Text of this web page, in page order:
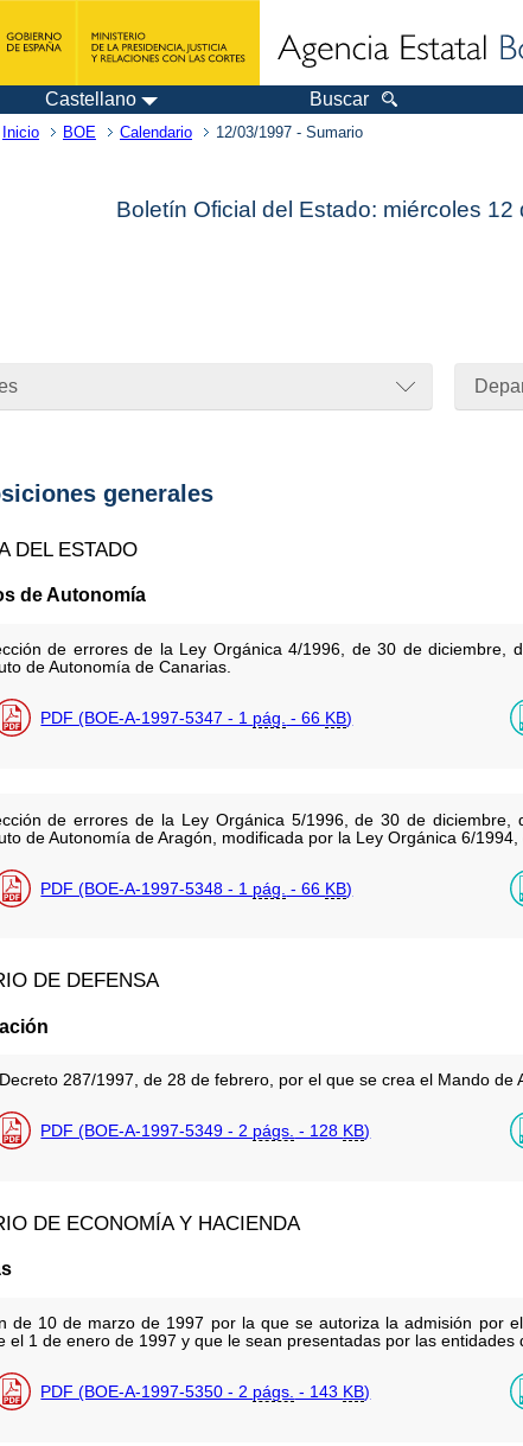
Castellano Buscar
Inicio BOE Calendario 12/03/1997 - Sumario
Boletín Oficial del Estado: miércoles 12
generales
DEL ESTADO
de Autonomía
de errores de la Ley Orgánica 4/1996, de 30 de
de Autonomía de Canarias.
PDF (BOE-A-1997-5347 - 1 pág. - 66 KB)
de errores de la Ley Orgánica 5/1996, de 30 de
de Autonomía de Aragón, modificada por la Ley Orgánica 6/
PDF (BOE-A-1997-5348 - 1 pág. - 66 KB)
DE DEFENSA
287/1997, de 28 de febrero, por el que se crea el Mando de
PDF (BOE-A-1997-5349 - 2 págs. - 128 KB)
DE ECONOMÍA Y HACIENDA
de 10 de marzo de 1997 por la que se autoriza la admisión por
el 1 de enero de 1997 y que le sean presentadas por las
PDF (BOE-A-1997-5350 - 2 págs. - 143 KB)